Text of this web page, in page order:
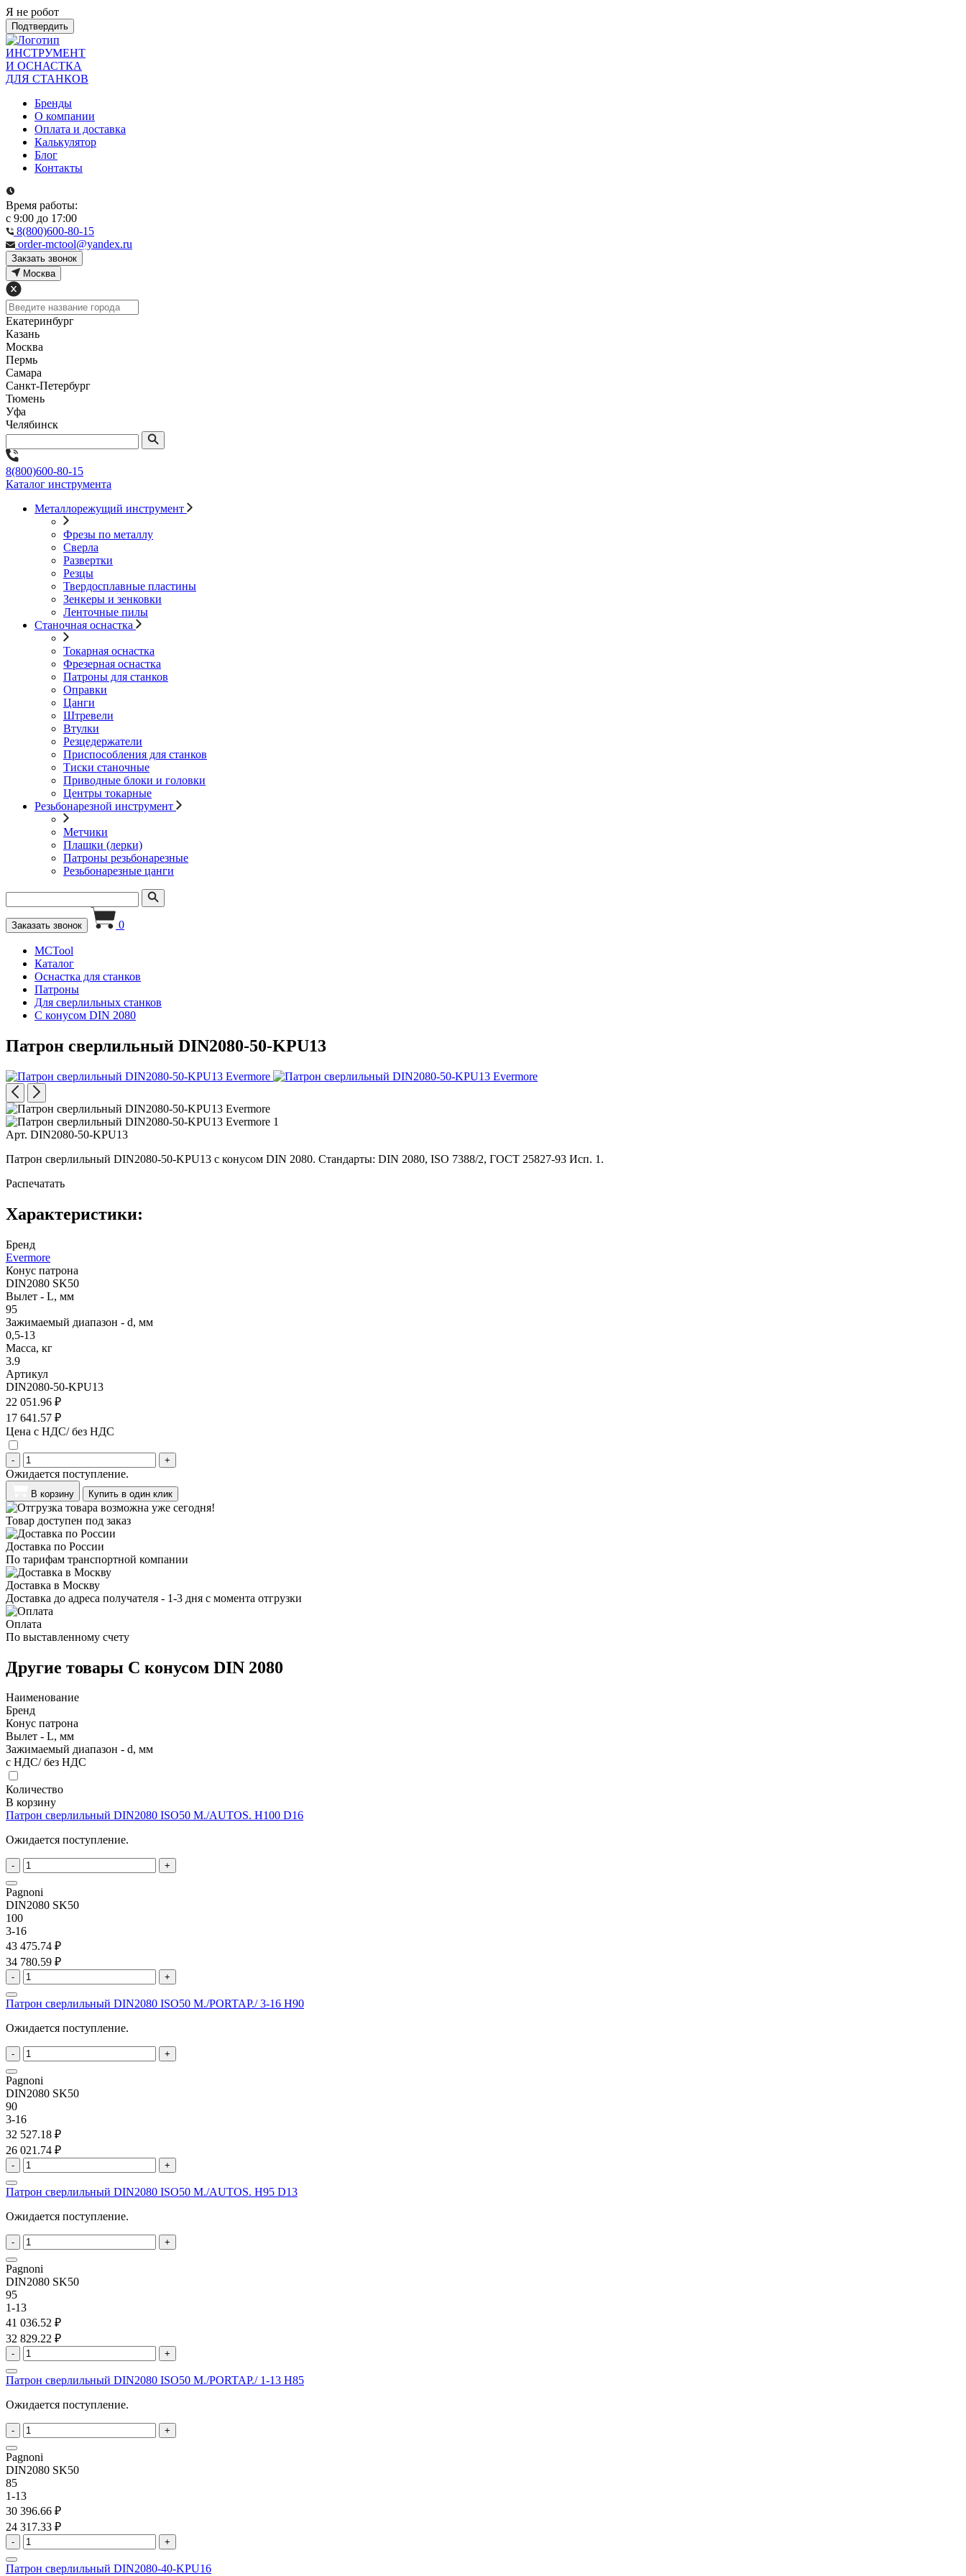
Я не робот
Подтвердить
ИНСТРУМЕНТ
И ОСНАСТКА
ДЛЯ СТАНКОВ
Бренды
О компании
Оплата и доставка
Калькулятор
Блог
Контакты
Время работы:
с 9:00 до 17:00
8(800)600-80-15
order-mctool@yandex.ru
Закзать звонок
Москва
Екатеринбург
Казань
Москва
Пермь
Самара
Санкт-Петербург
Тюмень
Уфа
Челябинск
8(800)600-80-15
Каталог инструмента
Металлорежущий инструмент
Фрезы по металлу
Сверла
Развертки
Резцы
Твердосплавные пластины
Зенкеры и зенковки
Ленточные пилы
Станочная оснастка
Токарная оснастка
Фрезерная оснастка
Патроны для станков
Оправки
Цанги
Штревели
Втулки
Резцедержатели
Приспособления для станков
Тиски станочные
Приводные блоки и головки
Центры токарные
Резьбонарезной инструмент
Метчики
Плашки (лерки)
Патроны резьбонарезные
Резьбонарезные цанги
Заказать звонок 0
MCTool
Каталог
Оснастка для станков
Патроны
Для сверлильных станков
С конусом DIN 2080
Патрон сверлильный DIN2080-50-KPU13
Арт. DIN2080-50-KPU13
Патрон сверлильный DIN2080-50-KPU13 с конусом DIN 2080. Стандарты: DIN 2080, ISO 7388/2, ГОСТ 25827-93 Исп. 1.
Распечатать
Характеристики:
Бренд
Evermore
Конус патрона
DIN2080 SK50
Вылет - L, мм
95
Зажимаемый диапазон - d, мм
0,5-13
Масса, кг
3.9
Артикул
DIN2080-50-KPU13
22 051.96 ₽
17 641.57 ₽
Цена с НДС/ без НДС
- +
Ожидается поступление.
В корзину Купить в один клик
Товар доступен под заказ
Доставка по России
По тарифам транспортной компании
Доставка в Москву
Доставка до адреса получателя - 1-3 дня с момента отгрузки
Оплата
По выставленному счету
Другие товары С конусом DIN 2080
Наименование
Бренд
Конус патрона
Вылет - L, мм
Зажимаемый диапазон - d, мм
с НДС/ без НДС
Количество
В корзину
Патрон сверлильный DIN2080 ISO50 M./AUTOS. H100 D16
Ожидается поступление.
- +
Pagnoni
DIN2080 SK50
100
3-16
43 475.74 ₽
34 780.59 ₽
- +
Патрон сверлильный DIN2080 ISO50 M./PORTAP./ 3-16 H90
Ожидается поступление.
- +
Pagnoni
DIN2080 SK50
90
3-16
32 527.18 ₽
26 021.74 ₽
- +
Патрон сверлильный DIN2080 ISO50 M./AUTOS. H95 D13
Ожидается поступление.
- +
Pagnoni
DIN2080 SK50
95
1-13
41 036.52 ₽
32 829.22 ₽
- +
Патрон сверлильный DIN2080 ISO50 M./PORTAP./ 1-13 H85
Ожидается поступление.
- +
Pagnoni
DIN2080 SK50
85
1-13
30 396.66 ₽
24 317.33 ₽
- +
Патрон сверлильный DIN2080-40-KPU16